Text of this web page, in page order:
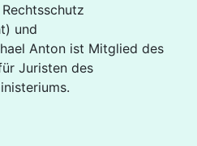
und
Anton ist Mitglied des
Juristen des